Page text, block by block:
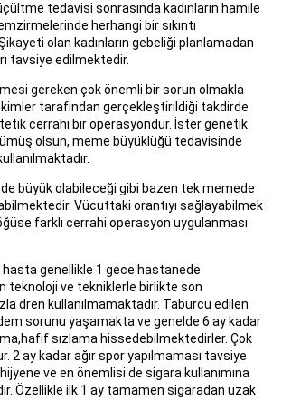
tedavisi sonrasında kadınların hamile
herhangi bir sıkıntı
olan kadınların gebeliği planlamadan
tavsiye edilmektedir.
gereken çok önemli bir sorun olmakla
tarafından gerçekleştirildiği takdirde
cerrahi bir operasyondur. İster genetik
olsun, meme büyüklüğü tedavisinde
büyük olabileceği gibi bazen tek memede
Vücuttaki orantıyı sağlayabilmek
farklı cerrahi operasyon uygulanması
hasta genellikle 1 gece hastanede
teknoloji ve tekniklerle birlikte son
dren kullanılmamaktadır. Taburcu edilen
sorunu yaşamakta ve genelde 6 ay kadar
sızlama hissedebilmektedirler. Çok
2 ay kadar ağır spor yapılmaması tavsiye
ve en önemlisi de sigara kullanımına
Özellikle ilk 1 ay tamamen sigaradan uzak